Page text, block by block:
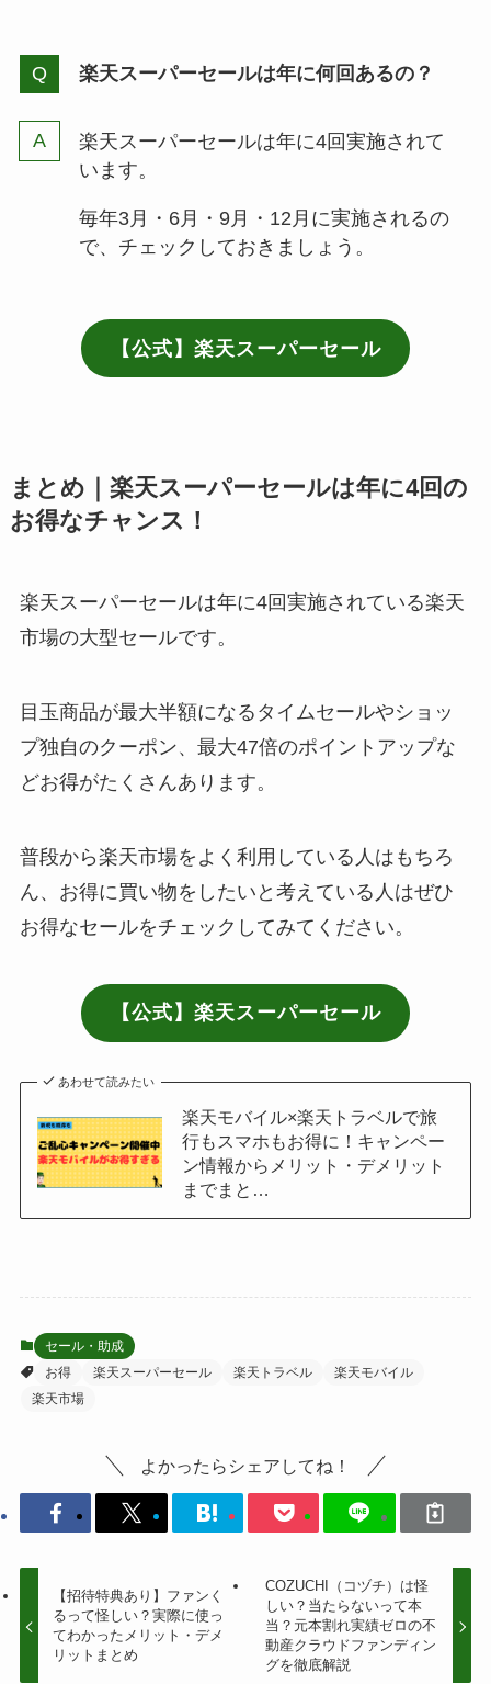
楽天スーパーセールは年に何回あるの？
楽天スーパーセールは年に4回実施されて
います。
毎年3月・6月・9月・12月に実施されるの
で、チェックしておきましょう。
【公式】楽天スーパーセール
まとめ｜楽天スーパーセールは年に4回の
お得なチャンス！
楽天スーパーセールは年に4回実施されている楽天
市場の大型セールです。
目玉商品が最大半額になるタイムセールやショッ
プ独自のクーポン、最大47倍のポイントアップな
どお得がたくさんあります。
普段から楽天市場をよく利用している人はもちろ
ん、お得に買い物をしたいと考えている人はぜひ
お得なセールをチェックしてみてください。
【公式】楽天スーパーセール
あわせて読みたい
楽天モバイル×楽天トラベルで旅
行もスマホもお得に！キャンペー
ン情報からメリット・デメリット
までまと…
セール・助成
お得
楽天スーパーセール 楽天トラベル
楽天モバイル
楽天市場
よかったらシェアしてね！
【招待特典あり】ファンく
るって怪しい？実際に使っ
てわかったメリット・デメ
リットまとめ
COZUCHI（コヅチ）は怪
しい？当たらないって本
当？元本割れ実績ゼロの不
動産クラウドファンディン
グを徹底解説